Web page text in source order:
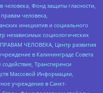
Фонд защиты гласности,
человека,
инициатив и социального
независимых социологических
ЧЕЛОВЕКА, Центр развития
в Калининграде Совета
Трансперенси
Массовой Информации,
учреждение в Санкт-